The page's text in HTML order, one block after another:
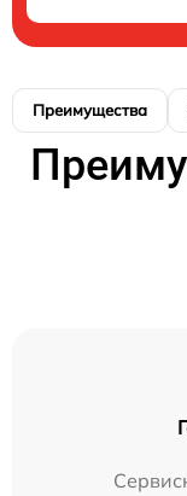
Преимущества